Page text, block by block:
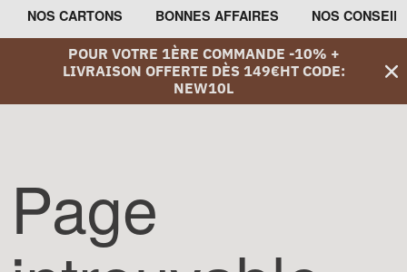
NOS CARTONS BONNES AFFAIRES NOS
POUR VOTRE 1ÈRE COMMANDE -10% +
LIVRAISON OFFERTE DÈS 149€HT CODE:
NEW10L
Page